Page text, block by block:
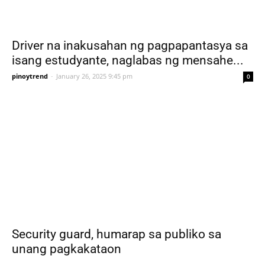
Driver na inakusahan ng pagpapantasya sa
isang estudyante, naglabas ng mensahe...
pinoytrend - January 26, 2025 9:45 pm 0
Security guard, humarap sa publiko sa
unang pagkakataon